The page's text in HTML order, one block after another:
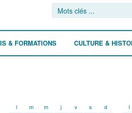
& FORMATIONS CULTURE &
l m m j v s d l